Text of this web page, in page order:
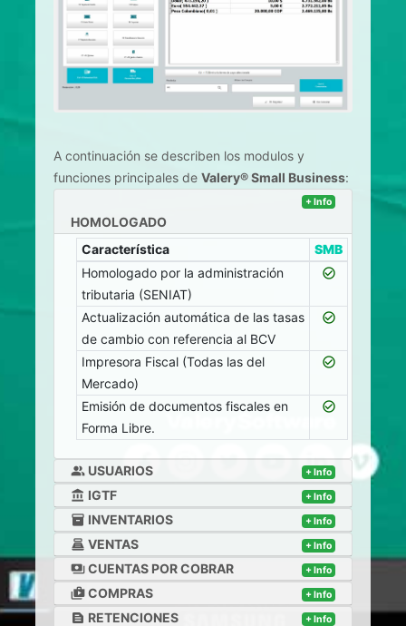
A continuación se describen los modulos y
funciones principales de Valery® Small Business:
HOMOLOGADO
+ Info
Característica
SMB
Homologado por la administración
tributaria (SENIAT)
check_circle_outline
Actualización automática de las tasas
de cambio con referencia al BCV
check_circle_outline
Impresora Fiscal (Todas las del
Mercado)
check_circle_outline
Emisión de documentos fiscales en
Forma Libre.
check_circle_outline
people_alt USUARIOS + Info
account_balance IGTF + Info
inventory_2 INVENTARIOS + Info
point_of_sale VENTAS + Info
paymentsCUENTAS POR COBRAR + Info
shop_twoCOMPRAS + Info
text_snippet RETENCIONES + Info